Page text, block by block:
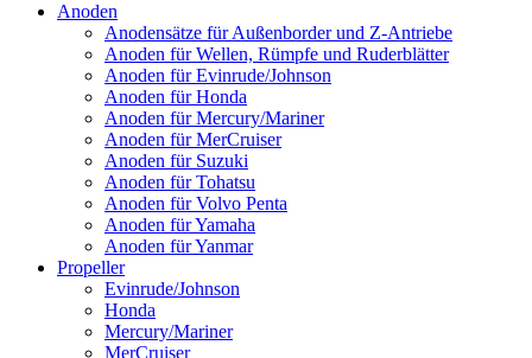
Anoden
Anodensätze für Außenborder und Z-Antriebe
Anoden für Wellen, Rümpfe und Ruderblätter
Anoden für Evinrude/Johnson
Anoden für Honda
Anoden für Mercury/Mariner
Anoden für MerCruiser
Anoden für Suzuki
Anoden für Tohatsu
Anoden für Volvo Penta
Anoden für Yamaha
Anoden für Yanmar
Propeller
Evinrude/Johnson
Honda
Mercury/Mariner
MerCruiser